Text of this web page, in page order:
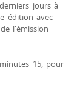
jours à
édition avec
l'émission
15, pour